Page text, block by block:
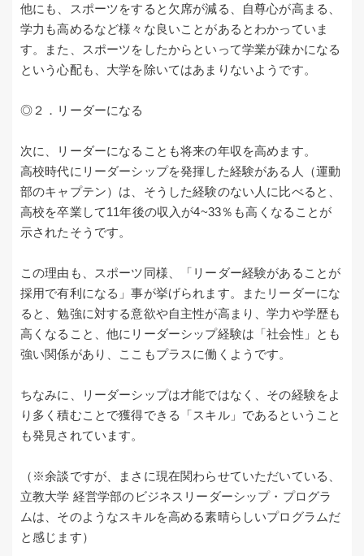
他にも、スポーツをすると欠席が減る、自尊心が高まる、
学力も高めるなど様々な良いことがあるとわかっていま
す。また、スポーツをしたからといって学業が疎かになる
という心配も、大学を除いてはあまりないようです。
◎２．リーダーになる
次に、リーダーになることも将来の年収を高めます。
高校時代にリーダーシップを発揮した経験がある人（運動
部のキャプテン）は、そうした経験のない人に比べると、
高校を卒業して11年後の収入が4~33％も高くなることが
示されたそうです。
この理由も、スポーツ同様、「リーダー経験があることが
採用で有利になる」事が挙げられます。またリーダーにな
ると、勉強に対する意欲や自主性が高まり、学力や学歴も
高くなること、他にリーダーシップ経験は「社会性」とも
強い関係があり、ここもプラスに働くようです。
ちなみに、リーダーシップは才能ではなく、その経験をよ
り多く積むことで獲得できる「スキル」であるということ
も発見されています。
（※余談ですが、まさに現在関わらせていただいている、
立教大学 経営学部のビジネスリーダーシップ・プログラ
ムは、そのようなスキルを高める素晴らしいプログラムだ
と感じます）